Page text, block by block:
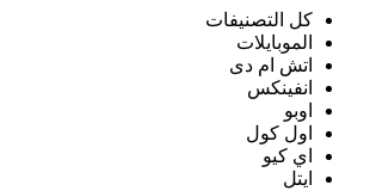
كل التصنيفات
الموبايلات
اتش ام دى
انفينكس
اوبو
اول كول
اي كيو
ايتل